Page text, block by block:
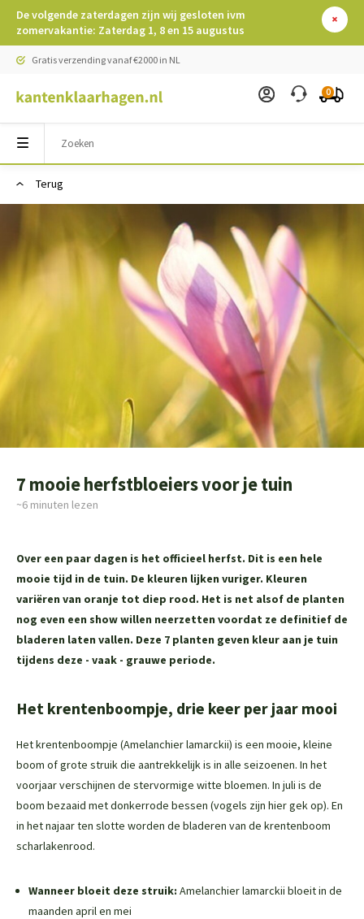
De volgende zaterdagen zijn wij gesloten ivm
zomervakantie: Zaterdag 1, 8 en 15 augustus
Gratis verzending vanaf €2000 in NL
0
Terug
7 mooie herfstbloeiers voor je tuin
~6 minuten lezen
Over een paar dagen is het officieel herfst. Dit is een hele
mooie tijd in de tuin. De kleuren lijken vuriger. Kleuren
variëren van oranje tot diep rood. Het is net alsof de planten
nog even een show willen neerzetten voordat ze definitief de
bladeren laten vallen. Deze 7 planten geven kleur aan je tuin
tijdens deze - vaak - grauwe periode.
Het krentenboompje, drie keer per jaar mooi
Het krentenboompje (Amelanchier lamarckii) is een mooie, kleine
boom of grote struik die aantrekkelijk is in alle seizoenen. In het
voorjaar verschijnen de stervormige witte bloemen. In juli is de
boom bezaaid met donkerrode bessen (vogels zijn hier gek op). En
in het najaar ten slotte worden de bladeren van de krentenboom
scharlakenrood.
Wanneer bloeit deze struik: Amelanchier lamarckii bloeit in de
maanden april en mei